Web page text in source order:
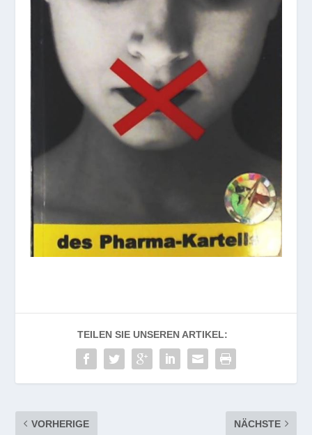
TEILEN SIE UNSEREN ARTIKEL:
VORHERIGE NÄCHSTE